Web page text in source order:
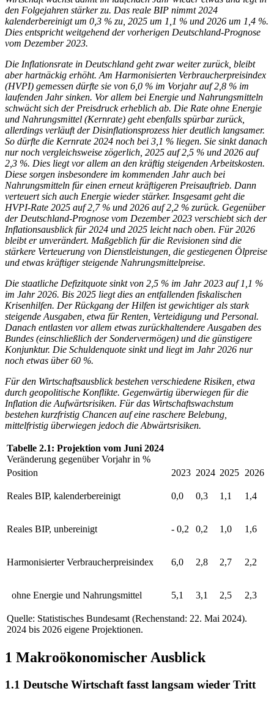
den Folgejahren stärker zu. Das reale BIP nimmt 2024
kalenderbereinigt um 0,3 % zu, 2025 um 1,1 % und 2026 um 1,4 %.
Dies entspricht weitgehend der vorherigen Deutschland-Prognose
vom Dezember 2023.
Die Inflationsrate in Deutschland geht zwar weiter zurück, bleibt
aber hartnäckig erhöht. Am Harmonisierten Verbraucherpreisindex
(HVPI) gemessen dürfte sie von 6,0 % im Vorjahr auf 2,8 % im
laufenden Jahr sinken. Vor allem bei Energie und Nahrungsmitteln
schwächt sich der Preisdruck erheblich ab. Die Rate ohne Energie
und Nahrungsmittel (Kernrate) geht ebenfalls spürbar zurück,
allerdings verläuft der Disinflationsprozess hier deutlich langsamer.
So dürfte die Kernrate 2024 noch bei 3,1 % liegen. Sie sinkt danach
nur noch vergleichsweise zögerlich, 2025 auf 2,5 % und 2026 auf
2,3 %. Dies liegt vor allem an den kräftig steigenden Arbeitskosten.
Diese sorgen insbesondere im kommenden Jahr auch bei
Nahrungsmitteln für einen erneut kräftigeren Preisauftrieb. Dann
verteuert sich auch Energie wieder stärker. Insgesamt geht die
HVPI-Rate 2025 auf 2,7 % und 2026 auf 2,2 % zurück. Gegenüber
der Deutschland-Prognose vom Dezember 2023 verschiebt sich der
Inflationsausblick für 2024 und 2025 leicht nach oben. Für 2026
bleibt er unverändert. Maßgeblich für die Revisionen sind die
stärkere Verteuerung von Dienstleistungen, die gestiegenen Ölpreise
und etwas kräftiger steigende Nahrungsmittelpreise.
Die staatliche Defizitquote sinkt von 2,5 % im Jahr 2023 auf 1,1 %
im Jahr 2026. Bis 2025 liegt dies an entfallenden fiskalischen
Krisenhilfen. Der Rückgang der Hilfen ist gewichtiger als stark
steigende Ausgaben, etwa für Renten, Verteidigung und Personal.
Danach entlasten vor allem etwas zurückhaltendere Ausgaben des
Bundes (einschließlich der Sondervermögen) und die günstigere
Konjunktur. Die Schuldenquote sinkt und liegt im Jahr 2026 nur
noch etwas über 60 %.
Für den Wirtschaftsausblick bestehen verschiedene Risiken, etwa
durch geopolitische Konflikte. Gegenwärtig überwiegen für die
Inflation die Aufwärtsrisiken. Für das Wirtschaftswachstum
bestehen kurzfristig Chancen auf eine raschere Belebung,
mittelfristig überwiegen jedoch die Abwärtsrisiken.
Tabelle 2.1: Projektion vom Juni 2024
Veränderung gegenüber Vorjahr in %
Position
2023 2024 2025 2026
Reales BIP, kalenderbereinigt 0,0 0,3 1,1 1,4
Reales BIP, unbereinigt - 0,2 0,2 1,0 1,6
Harmonisierter Verbraucherpreisindex 6,0 2,8 2,7 2,2
ohne Energie und Nahrungsmittel 5,1 3,1 2,5 2,3
Quelle: Statistisches Bundesamt (Rechenstand: 22. Mai 2024).
2024 bis 2026 eigene Projektionen.
1 Makroökonomischer Ausblick
1.1 Deutsche Wirtschaft fasst langsam wieder Tritt